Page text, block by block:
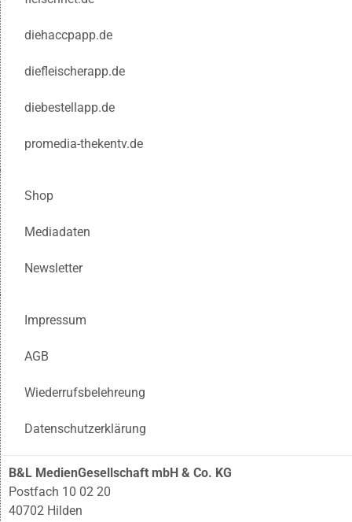
diehaccpapp.de
diefleischerapp.de
diebestellapp.de
promedia-thekentv.de
Shop
Mediadaten
Newsletter
Impressum
AGB
Wiederrufsbelehreung
Datenschutzerklärung
B&L MedienGesellschaft mbH & Co. KG
Postfach 10 02 20
40702 Hilden